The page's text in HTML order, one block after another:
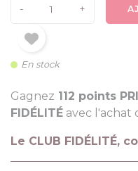
- +
En stock
Gagnez 112 points
FIDÉLITÉ avec l'achat
Le CLUB FIDÉLITÉ,